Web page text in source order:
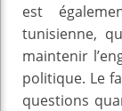
est
tunisienne,
maintenir
politique. Le
questions